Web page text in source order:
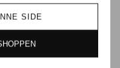
SIDE